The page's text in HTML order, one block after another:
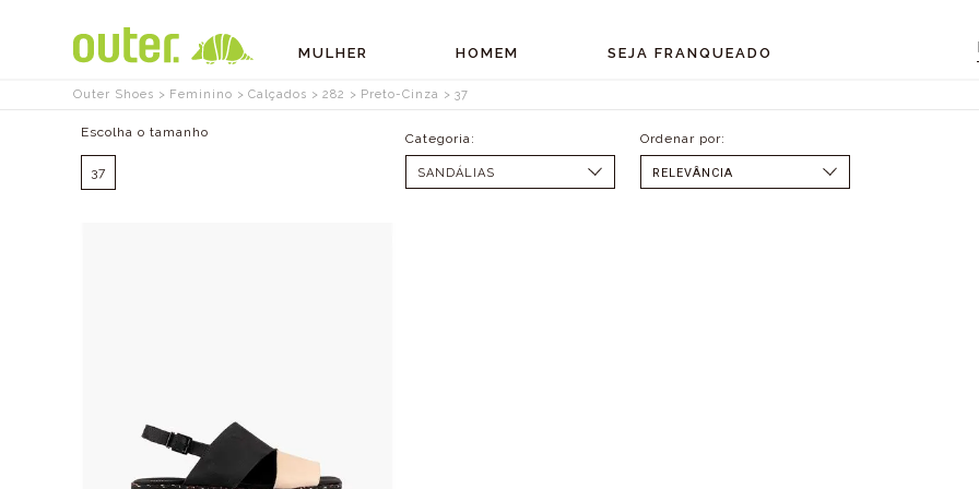
MULHER HOMEM SEJA FRANQUEADO
Outer Shoes Feminino Calçados 282 Preto-Cinza 37
SANDÁLIAS
Tamanhos
37 SELECIONAR